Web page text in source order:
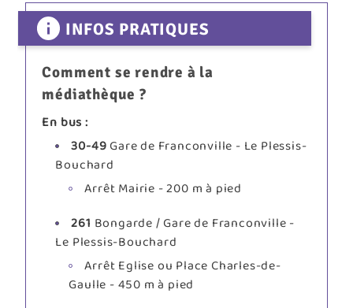
INFOS PRATIQUES
Comment se rendre à la
médiathèque ?
En bus :
30-49 Gare de Franconville - Le Plessis-
Bouchard
Arrêt Mairie - 200 m à pied
261 Bongarde / Gare de Franconville -
Le Plessis-Bouchard
Arrêt Eglise ou Place Charles-de-
Gaulle - 450 m à pied